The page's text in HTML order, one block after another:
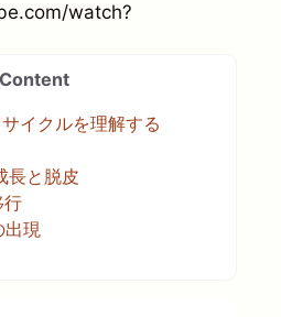
watch?
Content
イクルを理解する
長と脱皮
行
出現